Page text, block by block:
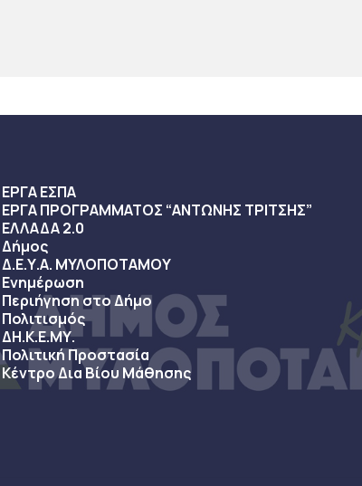
ΕΡΓΑ ΕΣΠΑ
ΕΡΓΑ ΠΡΟΓΡΑΜΜΑΤΟΣ “ΑΝΤΩΝΗΣ ΤΡΙΤΣΗΣ”
ΕΛΛΑΔΑ 2.0
Δήμος
Δ.Ε.Υ.Α. ΜΥΛΟΠΟΤΑΜΟΥ
Ενημέρωση
Περιήγηση στο Δήμο
Πολιτισμός
ΔΗ.Κ.Ε.ΜΥ.
Πολιτική Προστασία
Κέντρο Δια Βίου Μάθησης